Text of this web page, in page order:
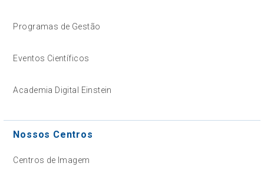
Programas de Gestão
Eventos Científicos
Academia Digital Einstein
Nossos Centros
Centros de Imagem